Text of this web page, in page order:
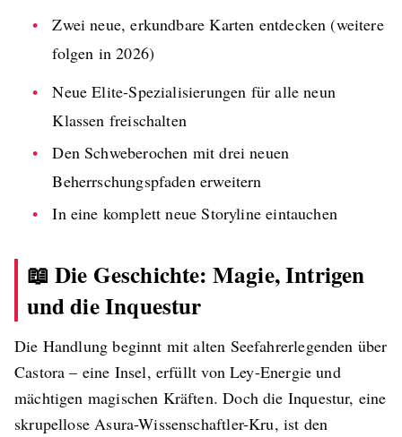
Zwei neue, erkundbare Karten entdecken (weitere
folgen in 2026)
Neue Elite-Spezialisierungen für alle neun
Klassen freischalten
Den Schweberochen mit drei neuen
Beherrschungspfaden erweitern
In eine komplett neue Storyline eintauchen
📖 Die Geschichte: Magie, Intrigen
und die Inquestur
Die Handlung beginnt mit alten Seefahrerlegenden über
Castora – eine Insel, erfüllt von Ley-Energie und
mächtigen magischen Kräften. Doch die Inquestur, eine
skrupellose Asura-Wissenschaftler-Kru, ist den